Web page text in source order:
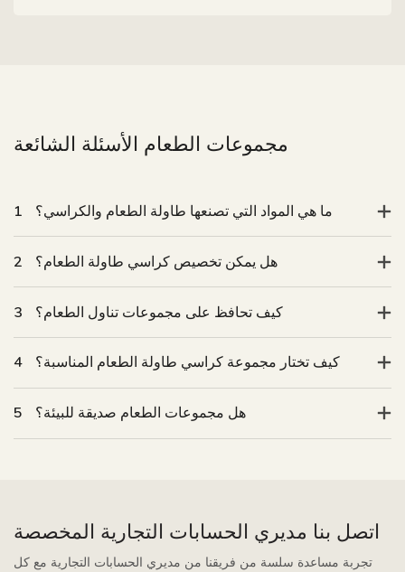
1 ما هي المواد التي تصنعها طاولة الطعام والكراسي؟
2 هل يمكن تخصيص كراسي طاولة الطعام؟
3 كيف تحافظ على مجموعات تناول الطعام؟
4 كيف تختار مجموعة كراسي طاولة الطعام المناسبة؟
5 هل مجموعات الطعام صديقة للبيئة؟
اتصل بنا مديري الحسابات التجارية المخصصة
تجربة مساعدة سلسة من فريقنا من مديري الحسابات التجارية مع كل